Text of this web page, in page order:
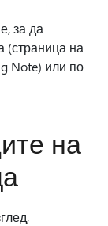
за да
(страница на
Note) или по
на